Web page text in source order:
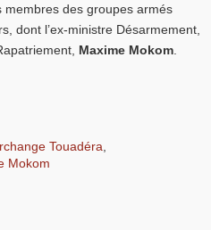
membres des groupes armés
dont l’ex-ministre Désarmement,
Maxime Mokom
Touadéra
Mokom